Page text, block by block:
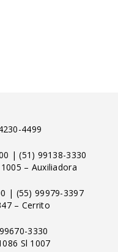
4499
|(51) 99138-3330
– Auxiliadora
| (55) 99979-3397
– Cerrito
3330
Sl 1007